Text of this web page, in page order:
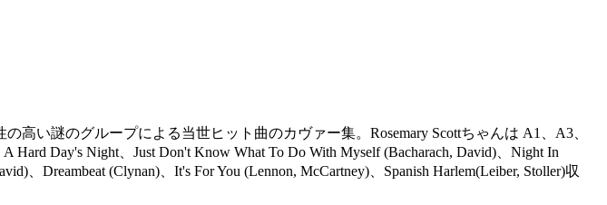
高い謎のグループによる当世ヒット曲のカヴァー集。Rosemary Scottちゃんは A1、A3、
Day's Night、Just Don't Know What To Do With Myself (Bacharach, David)、Night In
、Dreambeat (Clynan)、It's For You (Lennon, McCartney)、Spanish Harlem(Leiber, Stoller)収